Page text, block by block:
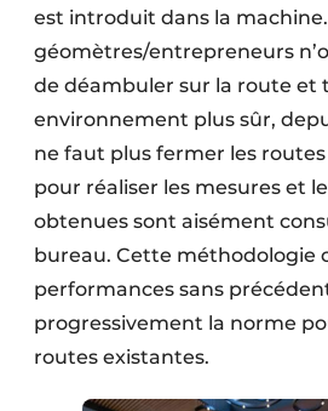
est introduit dans la
géomètres/entrepreneurs
de déambuler sur la route et
environnement plus sûr,
ne faut plus fermer les
pour réaliser les mesures et
obtenues sont aisément
bureau. Cette méthodologie
performances sans
progressivement la norme
routes existantes.